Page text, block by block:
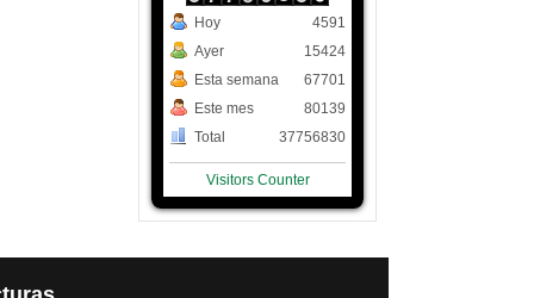
Hoy
Ayer
Esta semana
Este mes
Total
4591
15424
67701
80139
37756830
Visitors Counter